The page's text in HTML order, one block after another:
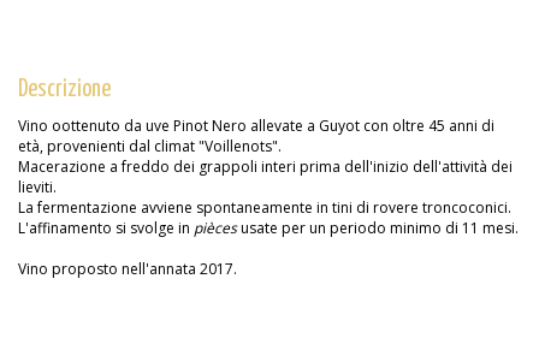
Descrizione
Vino oottenuto da uve Pinot Nero allevate a Guyot con oltre 45 anni di
età, provenienti dal climat "Voillenots".
Macerazione a freddo dei grappoli interi prima dell'inizio dell'attività dei
lieviti.
La fermentazione avviene spontaneamente in tini di rovere troncoconici.
L'affinamento si svolge in piècesusate per un periodo minimo di 11 mesi.
Vino proposto nell'annata 2017.